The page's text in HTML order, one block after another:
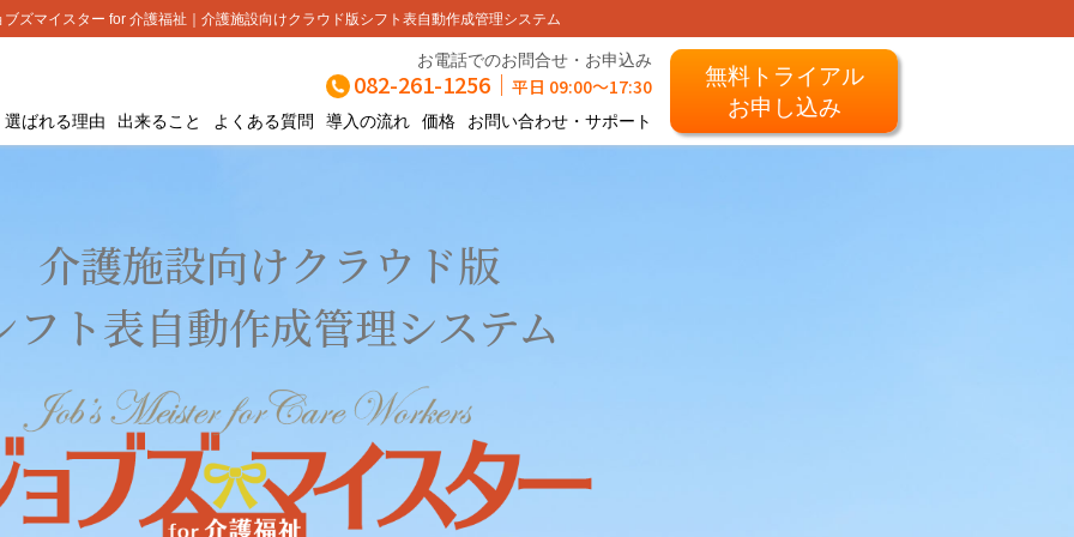
ブズマイスター for 介護福祉 介護施設向けクラウド版シフト表自動作成管理システム
お電話でのお問合せ・お申込み
082-261-1256 ｜ 平日 09:00～17:30
選ばれる理由 出来ること よくある質問 導入の流れ 価格 お問い合わせ・サポート
無料トライアル
お申し込み
介護施設向けクラウド版
フト表自動作成管理システム